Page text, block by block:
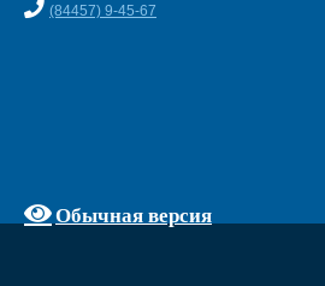
(84457) 9-45-67
Обычная версия